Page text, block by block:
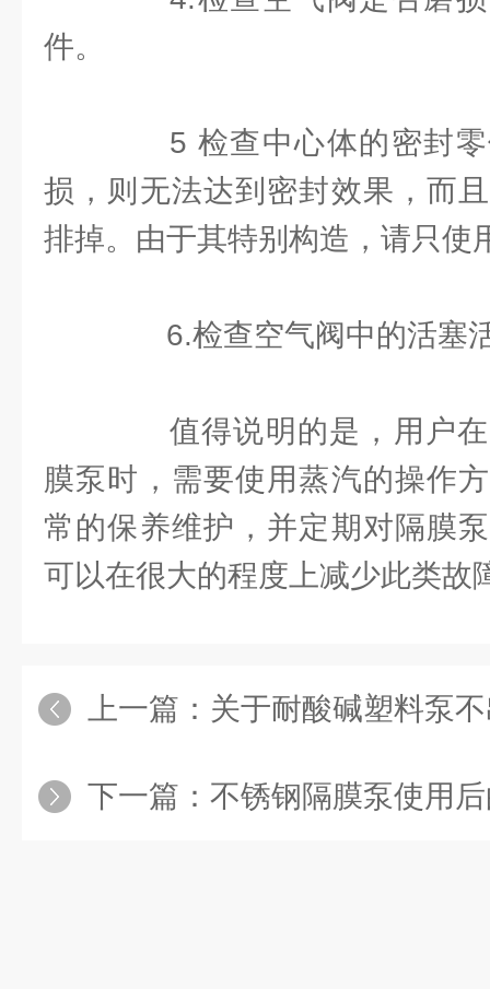
件。
5 检查中心体的密封零
损，则无法达到密封效果，而
排掉。由于其特别构造，请只使
6.检查空气阀中的活塞
值得说明的是，用户在
膜泵时，需要使用蒸汽的操作
常的保养维护，并定期对隔膜
可以在很大的程度上减少此类故
上一篇： 关于耐酸碱塑料泵
下一篇： 不锈钢隔膜泵使用后的维